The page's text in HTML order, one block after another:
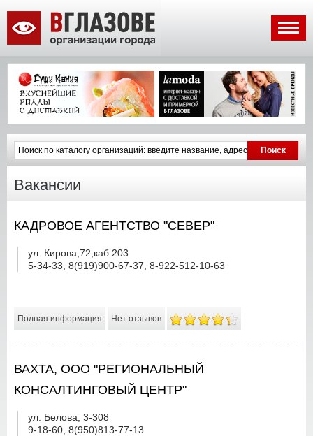
Вакансии
КАДРОВОЕ АГЕНТСТВО "СЕВЕР"
ул. Кирова,72,каб.203
5-34-33, 8(919)900-67-37, 8-922-512-10-63
Полная информация Нет отзывов
ВАХТА, ООО "РЕГИОНАЛЬНЫЙ
КОНСАЛТИНГОВЫЙ ЦЕНТР"
ул. Белова, 3-308
9-18-60, 8(950)813-77-13